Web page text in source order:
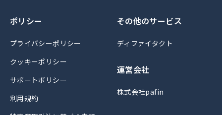
ポリシー
プライバシーポリシー
クッキーポリシー
サポートポリシー
利用規約
その他のサービス
ディファイタクト
運営会社
株式会社pafin